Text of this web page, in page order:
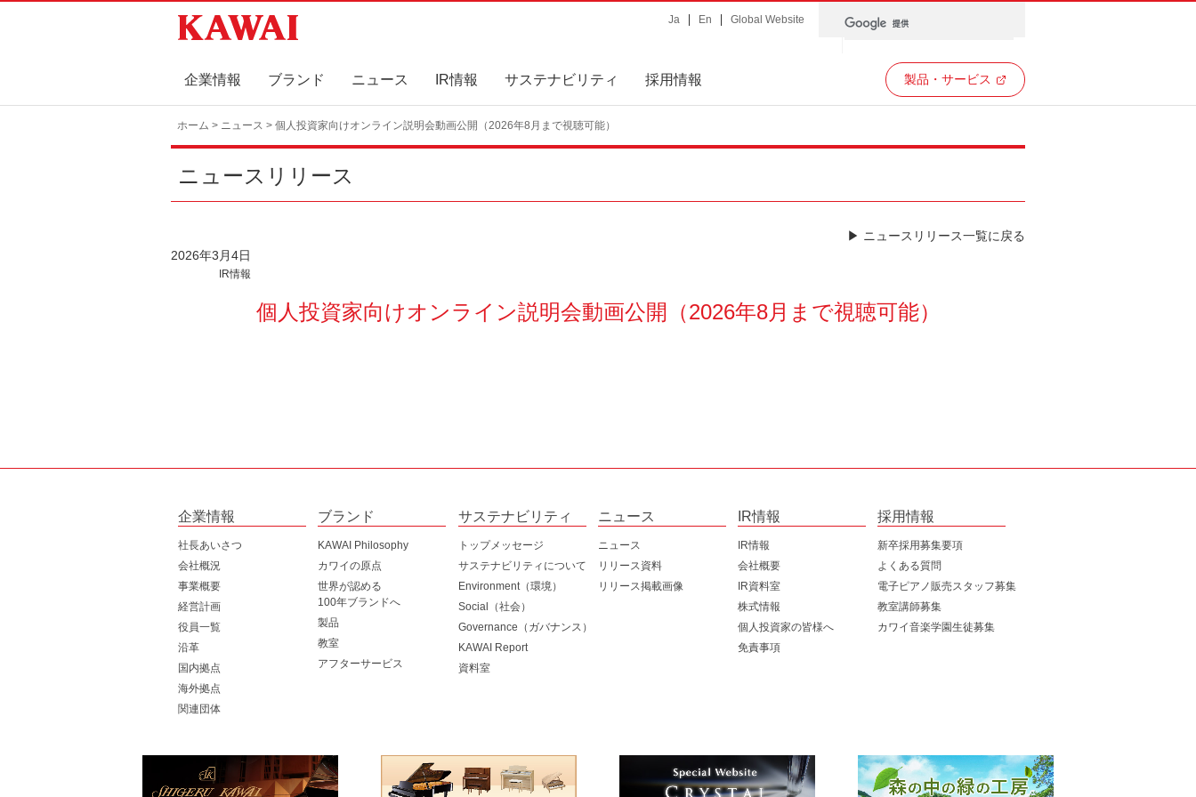
Ja En Global Website
企業情報 ブランド ニュース IR情報 サステナビリティ 採用情報 製品・サービス
ホーム > ニュース > 個人投資家向けオンライン説明会動画公開（2026年8月まで視聴可能）
ニュースリリース
▶ ニュースリリース一覧に戻る
2026年3月4日
IR情報
個人投資家向けオンライン説明会動画公開（2026年8月まで視聴可能）
企業情報
社長あいさつ
会社概況
事業概要
経営計画
役員一覧
沿革
国内拠点
海外拠点
関連団体
ブランド
KAWAI Philosophy
カワイの原点
世界が認める
100年ブランドへ
製品
教室
アフターサービス
サステナビリティ
トップメッセージ
サステナビリティについて
Environment（環境）
Environment（環境）
環境マネジメント
環境負荷低減
気候変動
Social（社会）
Social（社会）
人財育成とダイバーシティ
ワークライフバランス
Governance（ガバナンス）
Governance（ガバナンス）
コーポレート・ガバナンス
KAWAI Report
資料室
ニュース
ニュース
リリース資料
2026年度
リリース掲載画像
IR情報
IR情報
会社概要
ブランド
会社概況
事業概況
役員一覧
IR資料室
有価証券報告書
決算短信
事業報告書
株式情報
IRカレンダー
電子公告
よくあるご質問
個人投資家の皆様へ
免責事項
採用情報
新卒採用募集要項
よくある質問
電子ピアノ販売スタッフ募集
教室講師募集
カワイ音楽学園生徒募集